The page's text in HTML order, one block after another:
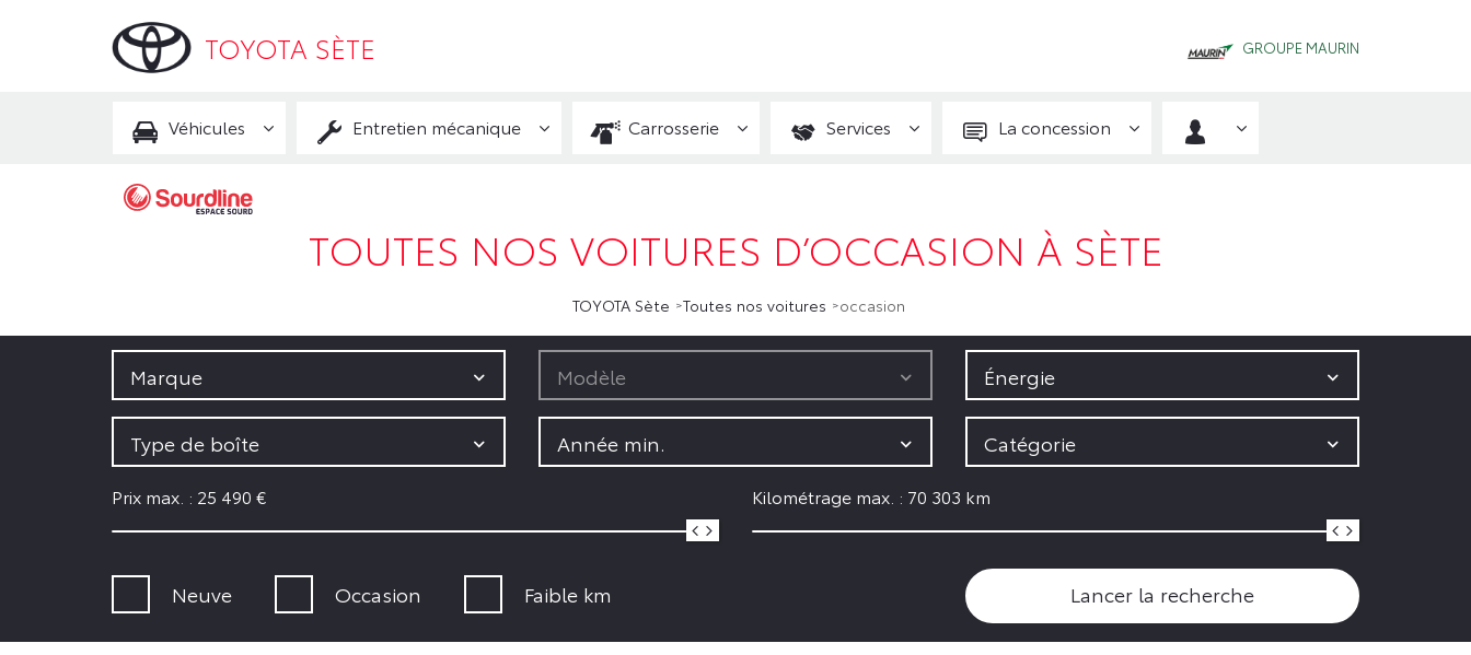
TOYOTA SÈTE GROUPE MAURIN
Véhicules Entretien mécanique Carrosserie Services La concession
TOUTES NOS VOITURES D’OCCASION À SÈTE
TOYOTA Sète Toutes nos voitures occasion
Marque Modèle Énergie
Type de boîte Année min. Catégorie
Prix max. : 25 490 € Kilométrage max. : 70 303 km
Neuve Occasion Faible km Lancer la recherche